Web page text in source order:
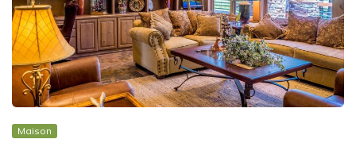
Maison